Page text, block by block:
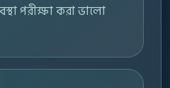
পরীক্ষা করা ভালো